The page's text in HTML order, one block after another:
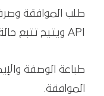
طلب الموافقة
API ويتيح تتبع حالة الطلب بدقة.
طباعة الوصفة
الموافقة.